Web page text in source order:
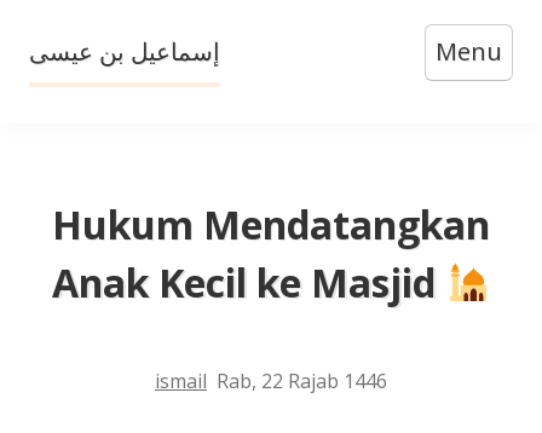
content
إسماعيل بن عيسى Menu
Hukum Mendatangkan
Anak Kecil ke Masjid
ismail Rab, 22 Rajab 1446